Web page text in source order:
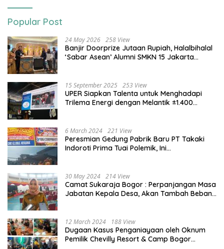
Popular Post
24 May 2026 258 View
Banjir Doorprize Jutaan Rupiah, Halalbihalal
‘Sabar Asean’ Alumni SMKN 15 Jakarta
15 September 2025 253 View
UPER Siapkan Talenta untuk Menghadapi
Trilema Energi dengan Melantik ±1.400
6 March 2024 221 View
Peresmian Gedung Pabrik Baru PT Takaki
Indoroti Prima Tuai Polemik, Ini
30 May 2024 214 View
Camat Sukaraja Bogor : Perpanjangan Masa
Jabatan Kepala Desa, Akan Tambah Beban
12 March 2024 188 View
Dugaan Kasus Penganiayaan oleh Oknum
Pemilik Chevilly Resort & Camp Bogor